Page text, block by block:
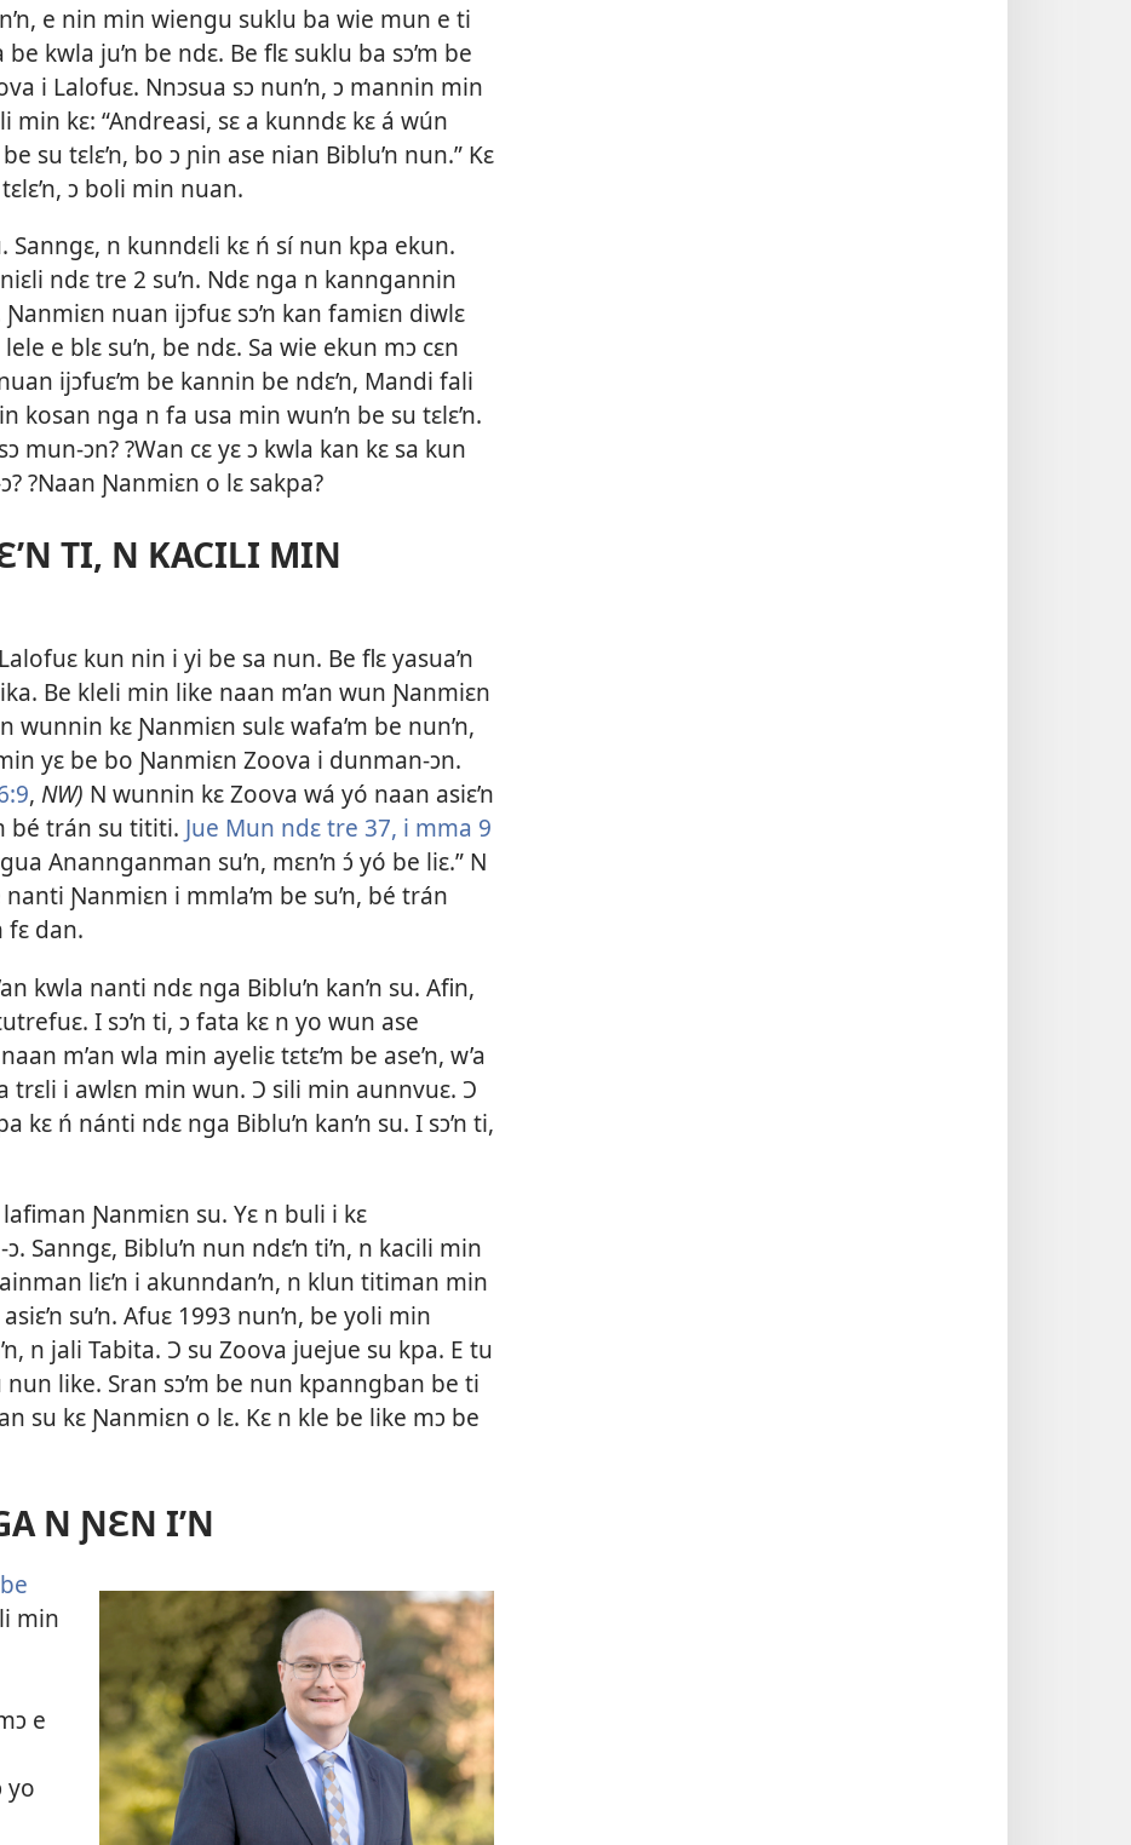
e nin min wiengu suklu ba wie mun e ti
kwla ju’n be ndɛ. Be flɛ suklu ba sɔ’m be
i Lalofuɛ. Nnɔsua sɔ nun’n, ɔ mannin min
kɛ: “Andreasi, sɛ a kunndɛ kɛ á wún
su tɛlɛ’n, bo ɔ ɲin ase nian Biblu’n nun.” Kɛ
ɔ boli min nuan.
Sanngɛ, n kunndɛli kɛ ń sí nun kpa ekun.
ndɛ tre 2 su’n. Ndɛ nga n kanngannin
nuan ijɔfuɛ sɔ’n kan famiɛn diwlɛ
e blɛ su’n, be ndɛ. Sa wie ekun mɔ cɛn
ijɔfuɛ’m be kannin be ndɛ’n, Mandi fali
kosan nga n fa usa min wun’n be su tɛlɛ’n.
mun-ɔn? ?Wan cɛ yɛ ɔ kwla kan kɛ sa kun
?Naan Ɲanmiɛn o lɛ sakpa?
TI, N KACILI MIN
kun nin i yi be sa nun. Be flɛ yasua’n
Be kleli min like naan m’an wun Ɲanmiɛn
n wunnin kɛ Ɲanmiɛn sulɛ wafa’m be nun’n,
yɛ be bo Ɲanmiɛn Zoova i dunman-ɔn.
, NW) N wunnin kɛ Zoova wá yó naan asiɛ’n
bé trán su tititi. Jue Mun ndɛ tre 37, i mma 9
Anannganman su’n, mɛn’n ɔ́ yó be liɛ.” N
Ɲanmiɛn i mmla’m be su’n, bé trán
fɛ dan.
kwla nanti ndɛ nga Biblu’n kan’n su. Afin,
I sɔ’n ti, ɔ fata kɛ n yo wun ase
m’an wla min ayeliɛ tɛtɛ’m be ase’n, w’a
trɛli i awlɛn min wun. Ɔ sili min aunnvuɛ. Ɔ
kɛ ń nánti ndɛ nga Biblu’n kan’n su. I sɔ’n ti,
Ɲanmiɛn su. Yɛ n buli i kɛ
Sanngɛ, Biblu’n nun ndɛ’n ti’n, n kacili min
liɛ’n i akunndan’n, n klun titiman min
su’n. Afuɛ 1993 nun’n, be yoli min
n jali Tabita. Ɔ su Zoova juejue su kpa. E tu
like. Sran sɔ’m be nun kpanngban be ti
su kɛ Ɲanmiɛn o lɛ. Kɛ n kle be like mɔ be
N ƝƐN I’N
min
e
yo